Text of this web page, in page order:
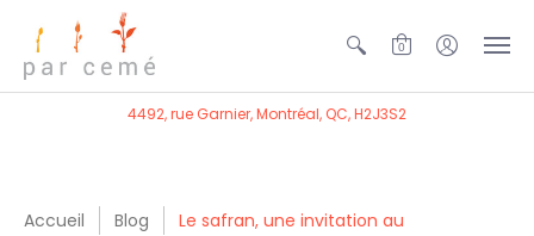
0
4492, rue Garnier, Montréal, QC, H2J3S2
Accueil Blog
Le safran, une invitation au